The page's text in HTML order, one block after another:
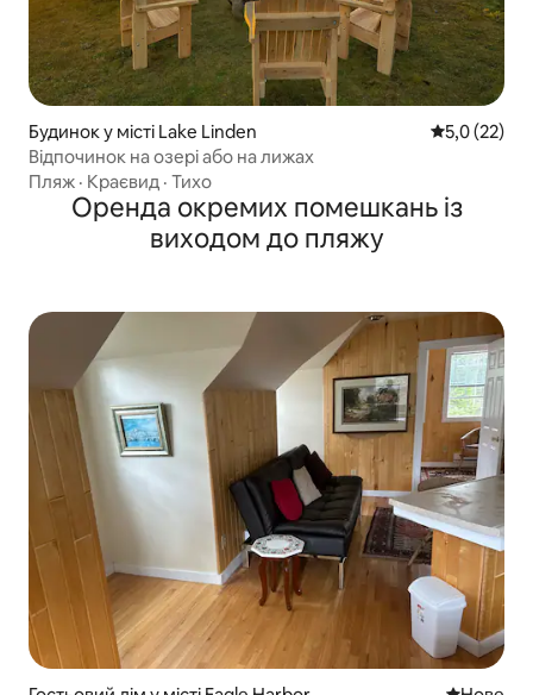
Будинок у місті Lake Linden Середня
5,0 (22)
Відпочинок на озері або на лижах
Пляж · Краєвид · Тихо
Оренда окремих помешкань із
виходом до пляжу